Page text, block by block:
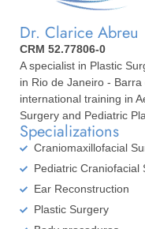
Dr. Clarice Abreu
CRM 52.77806-0
A specialist in Plastic
in Rio de Janeiro -
international training in
Surgery and Pediatric
Specializations
Craniomaxillofacial
Pediatric Craniofacial
Ear Reconstruction
Plastic Surgery